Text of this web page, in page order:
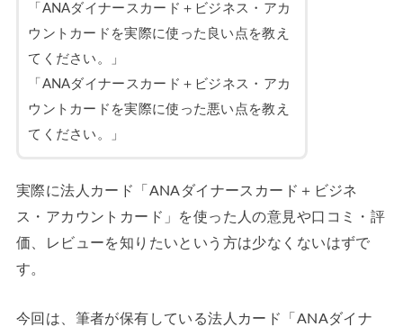
「ANAダイナースカード＋ビジネス・アカ
ウントカードを実際に使った良い点を教え
てください。」
「ANAダイナースカード＋ビジネス・アカ
ウントカードを実際に使った悪い点を教え
てください。」
実際に法人カード「ANAダイナースカード＋ビジネ
ス・アカウントカード」を使った人の意見や口コミ・評
価、レビューを知りたいという方は少なくないはずで
す。
今回は、筆者が保有している法人カード「ANAダイナ